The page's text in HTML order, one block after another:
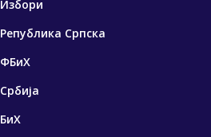
Избори
Република Српска
ФБиХ
Србија
БиХ